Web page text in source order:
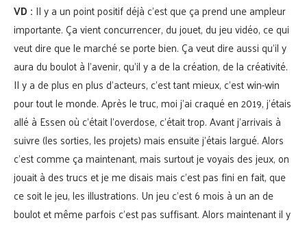
VD : Il y a un point positif déjà c’est que ça prend une ampleur
importante. Ça vient concurrencer, du jouet, du jeu vidéo, ce qui
veut dire que le marché se porte bien. Ça veut dire aussi qu’il y
aura du boulot à l’avenir, qu’il y a de la création, de la créativité.
Il y a de plus en plus d’acteurs, c’est tant mieux, c’est win-win
pour tout le monde. Après le truc, moi j’ai craqué en 2019, j’étais
allé à Essen où c’était l’overdose, c’était trop. Avant j’arrivais à
suivre (les sorties, les projets) mais ensuite j’étais largué. Alors
c’est comme ça maintenant, mais surtout je voyais des jeux, on
jouait à des trucs et je me disais mais c’est pas fini en fait, que
ce soit le jeu, les illustrations. Un jeu c’est 6 mois à un an de
boulot et même parfois c’est pas suffisant. Alors maintenant il y